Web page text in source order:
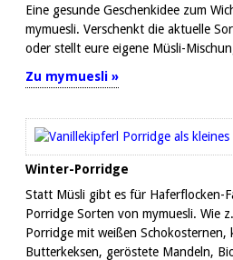
Eine gesunde Geschenkidee zum
mymuesli. Verschenkt die aktuelle
oder stellt eure eigene Müsli-
Zu mymuesli »
Winter-Porridge
Statt Müsli gibt es für Haferflocken-
Porridge Sorten von mymuesli. Wie
Porridge mit weißen Schokosternen,
Butterkeksen, geröstete Mandeln,